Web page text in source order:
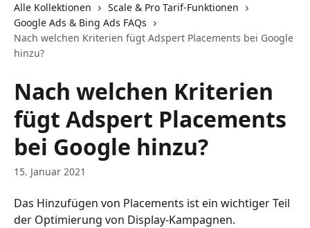
Alle Kollektionen
Scale & Pro Tarif-Funktionen
Google Ads & Bing Ads FAQs
Nach welchen Kriterien fügt Adspert Placements bei Google
hinzu?
Nach welchen Kriterien
fügt Adspert Placements
bei Google hinzu?
15. Januar 2021
Das Hinzufügen von Placements ist ein wichtiger Teil
der Optimierung von Display-Kampagnen.